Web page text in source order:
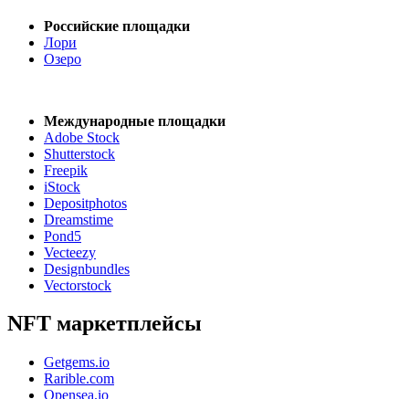
Российские площадки
Лори
Озеро
Международные площадки
Adobe Stock
Shutterstock
Freepik
iStock
Depositphotos
Dreamstime
Pond5
Vecteezy
Designbundles
Vectorstock
NFT маркетплейсы
Getgems.io
Rarible.com
Opensea.io